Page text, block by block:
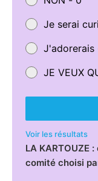
Je serai
J'adorerais
JE VEUX
Voir les résultats
LA KARTOUZE
comité choisi